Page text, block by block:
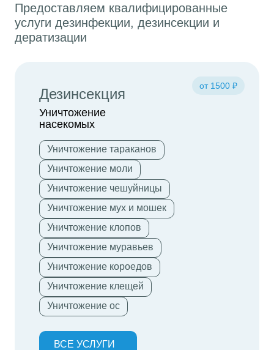
Предоставляем квалифицированные
услуги дезинфекции, дезинсекции и
дератизации
Дезинсекция
Уничтожение
насекомых
от 1500 ₽
Уничтожение тараканов
Уничтожение моли
Уничтожение чешуйницы
Уничтожение мух и мошек
Уничтожение клопов
Уничтожение муравьев
Уничтожение короедов
Уничтожение клещей
Уничтожение ос
ВСЕ УСЛУГИ